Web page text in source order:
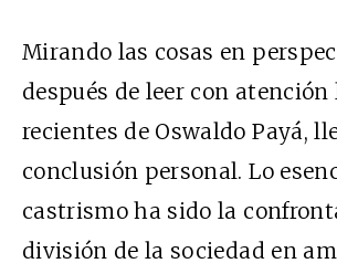
Mirando las cosas en
después de leer con
recientes de Oswaldo Payá,
conclusión personal. Lo
castrismo ha sido la
división de la sociedad en